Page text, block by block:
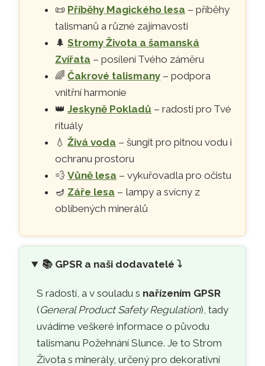
📜 Příběhy Magického lesa – příběhy
talismanů a různé zajímavosti
🌲Stromy Života a šamanská
Zvířata – posílení Tvého záměru
🌈Čakrové talismany – podpora
vnitřní harmonie
👑Jeskyně Pokladů – radosti pro Tvé
rituály
💧Živá voda – šungit pro pitnou vodu i
ochranu prostoru
💨Vůně lesa – vykuřovadla pro očistu
🪔 Záře lesa – lampy a svícny z
oblíbených minerálů
📚 GPSR a naši dodavatelé ⤵️
S radostí, a v souladu s nařízením GPSR
(General Product Safety Regulation), tady
uvádíme veškeré informace o původu
talismanu Požehnání Slunce. Je to Strom
Života s minerály, určený pro dekorativní